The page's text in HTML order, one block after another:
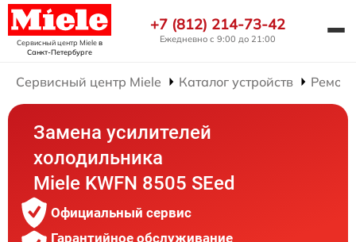
Сервисный центр Mieleв
Санкт-Петербурге
+7 (812) 214-73-42
Ежедневно с 9:00 до 21:00
Сервисный центр Miele Каталог устройств
Замена усилителей
холодильника
Miele KWFN 8505 SEed
Официальный сервис
Гарантийное обслуживание